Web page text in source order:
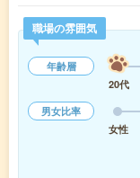
職場の雰囲気
年齢層
20代
男女比率
女性